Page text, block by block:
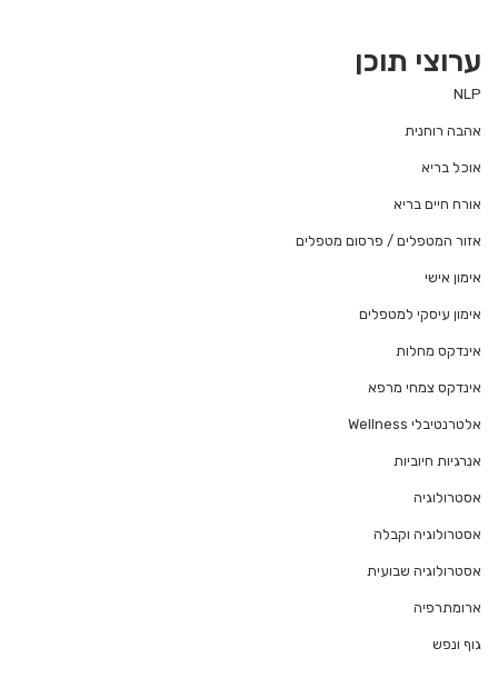
ערוצי תוכן
NLP
אהבה רוחנית
אוכל בריא
אורח חיים בריא
אזור המטפלים / פרסום מטפלים
אימון אישי
אימון עיסקי למטפלים
אינדקס מחלות
אינדקס צמחי מרפא
אלטרנטיבלי Wellness
אנרגיות חיוביות
אסטרולוגיה
אסטרולוגיה וקבלה
אסטרולוגיה שבועית
ארומתרפיה
גוף ונפש